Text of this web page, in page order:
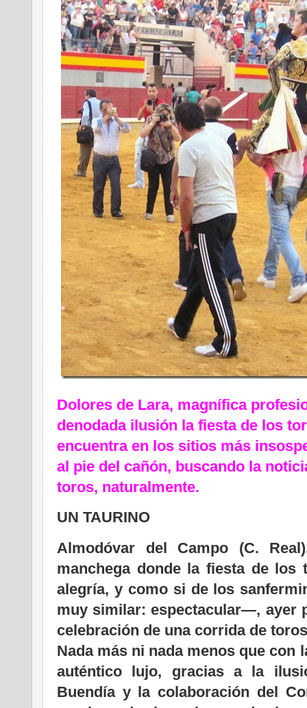
Dolores de Lara, magnífica
denodada ilusión la fiesta de los
encuentra en los sitios más
al pie del cañón, buscando la
toros, naturalmente.
UN TAURINO
Almodóvar del Campo (C.
manchega donde la fiesta de
alegría, y como si de los
muy similar: espectacular—, ayer
celebración de una corrida de
Nada más ni nada menos que con
auténtico lujo, gracias a la
Buendía y la colaboración del